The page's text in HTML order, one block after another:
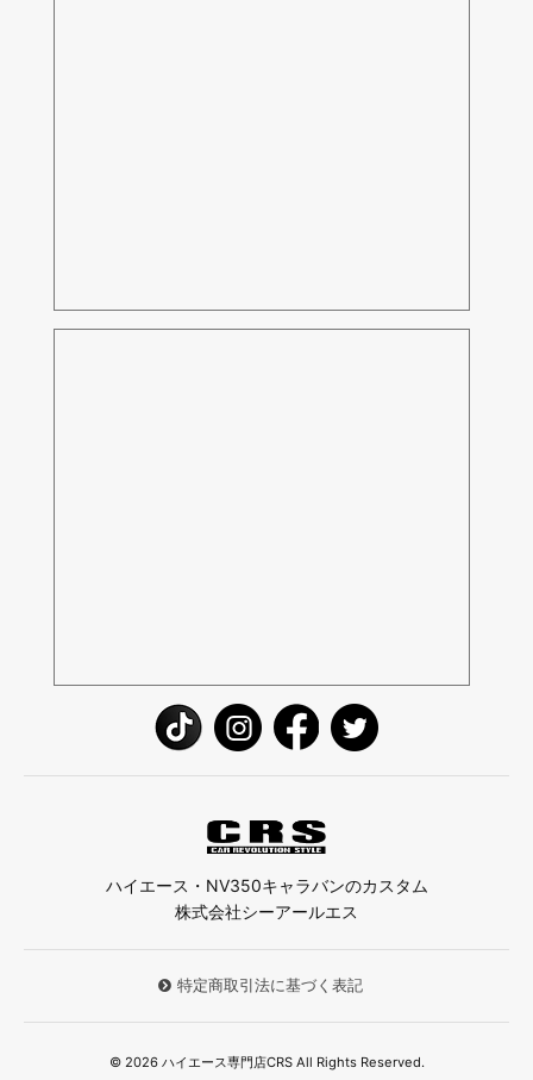
ハイエース・NV350キャラバンのカスタム
株式会社シーアールエス
特定商取引法に基づく表記
© 2026 ハイエース専門店CRS All Rights Reserved.